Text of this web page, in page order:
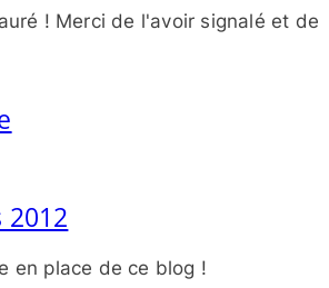
! Merci de l'avoir signalé et de
2012
en place de ce blog !